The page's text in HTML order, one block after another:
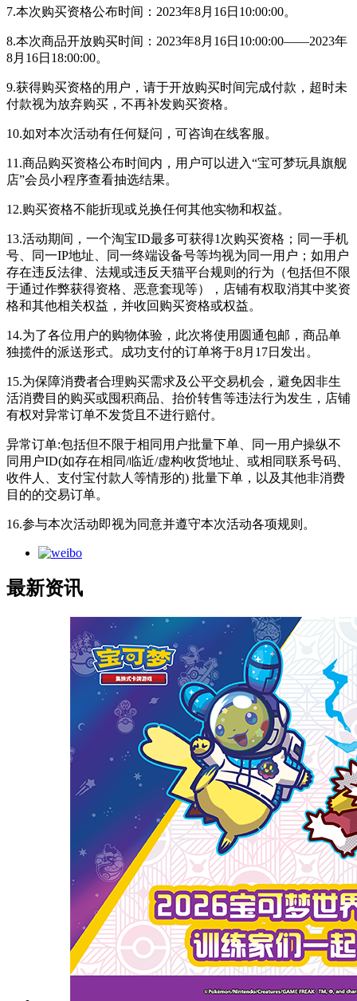
7.本次购买资格公布时间：2023年8月16日10:00:00。
8.本次商品开放购买时间：2023年8月16日10:00:00——2023年
8月16日18:00:00。
9.获得购买资格的用户，请于开放购买时间完成付款，超时未
付款视为放弃购买，不再补发购买资格。
10.如对本次活动有任何疑问，可咨询在线客服。
11.商品购买资格公布时间内，用户可以进入“宝可梦玩具旗舰
店”会员小程序查看抽选结果。
12.购买资格不能折现或兑换任何其他实物和权益。
13.活动期间，一个淘宝ID最多可获得1次购买资格；同一手机
号、同一IP地址、同一终端设备号等均视为同一用户；如用户
存在违反法律、法规或违反天猫平台规则的行为（包括但不限
于通过作弊获得资格、恶意套现等），店铺有权取消其中奖资
格和其他相关权益，并收回购买资格或权益。
14.为了各位用户的购物体验，此次将使用圆通包邮，商品单
独揽件的派送形式。成功支付的订单将于8月17日发出。
15.为保障消费者合理购买需求及公平交易机会，避免因非生
活消费目的购买或囤积商品、抬价转售等违法行为发生，店铺
有权对异常订单不发货且不进行赔付。
异常订单:包括但不限于相同用户批量下单、同一用户操纵不
同用户ID(如存在相同/临近/虚构收货地址、或相同联系号码、
收件人、支付宝付款人等情形的) 批量下单，以及其他非消费
目的的交易订单。
16.参与本次活动即视为同意并遵守本次活动各项规则。
最新资讯